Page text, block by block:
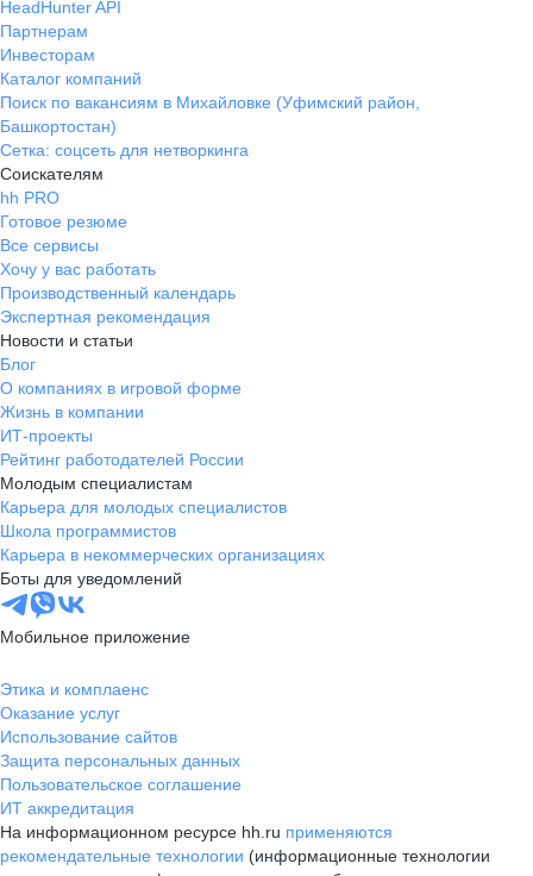
HeadHunter API
Партнерам
Инвесторам
Каталог компаний
Поиск по вакансиям в Михайловке (Уфимский район,
Башкортостан)
Сетка: соцсеть для нетворкинга
Соискателям
hh PRO
Готовое резюме
Все сервисы
Хочу у вас работать
Производственный календарь
Экспертная рекомендация
Новости и статьи
Блог
О компаниях в игровой форме
Жизнь в компании
ИТ-проекты
Рейтинг работодателей России
Молодым специалистам
Карьера для молодых специалистов
Школа программистов
Карьера в некоммерческих организациях
Боты для уведомлений
Мобильное приложение
Этика и комплаенс
Оказание услуг
Использование сайтов
Защита персональных данных
Пользовательское соглашение
ИТ аккредитация
На информационном ресурсе hh.ru применяются
рекомендательные технологии (информационные технологии